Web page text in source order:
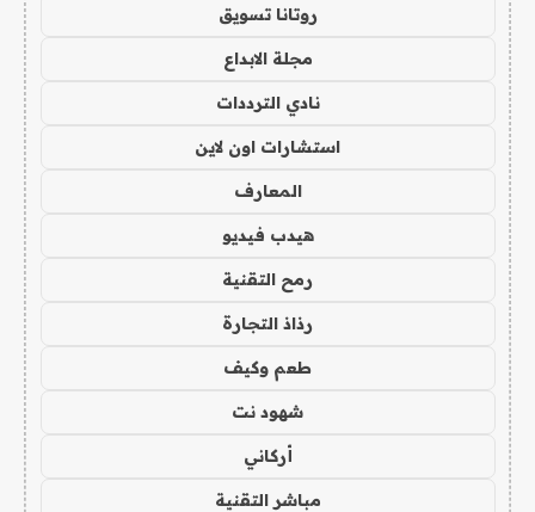
روتانا تسويق
مجلة الابداع
نادي الترددات
استشارات اون لاين
المعارف
هيدب فيديو
رمح التقنية
رذاذ التجارة
طعم وكيف
شهود نت
أركاني
مباشر التقنية